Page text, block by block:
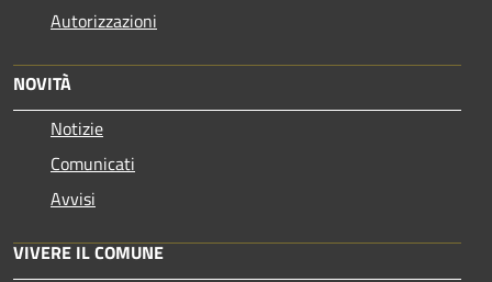
Autorizzazioni
NOVITÀ
Notizie
Comunicati
Avvisi
VIVERE IL COMUNE